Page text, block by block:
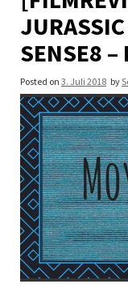
SENSE8 –
Posted on 3. Juli 2018 by